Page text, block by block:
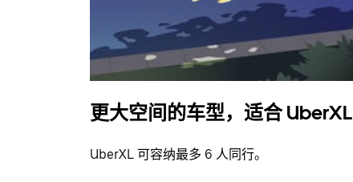
更大空间的车型，适合 UberXL
UberXL 可容纳最多 6 人同行。